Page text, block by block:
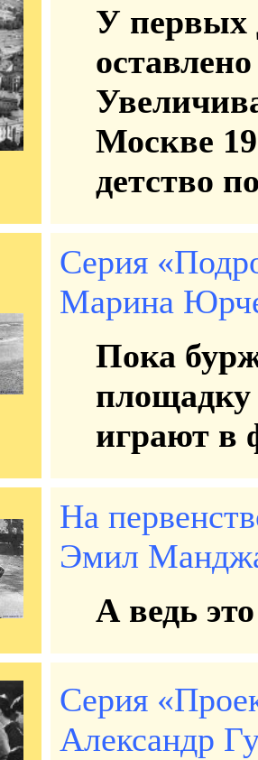
У первых
Москве
детство
Серия
Марина
Пока
площадку
играют в
На
Эмил
А ведь
Серия
Александр